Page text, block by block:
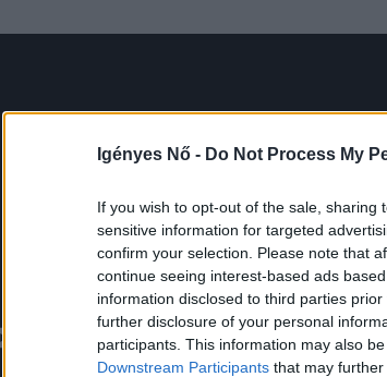
Igényes Nő - Do Not Process My
If you wish to opt-out of the sale,
sensitive information for targeted
confirm your selection. Please note that
continue seeing interest-based ads
information disclosed to third parties
further disclosure of your personal
participants. This information may also
Downstream Participants that may further